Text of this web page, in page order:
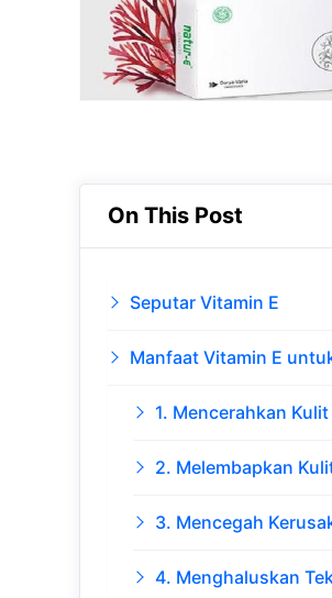
On This Post
Seputar Vitamin E
Manfaat Vitamin E
1. Mencerahkan Kulit
2. Melembapkan
3. Mencegah
4. Menghaluskan